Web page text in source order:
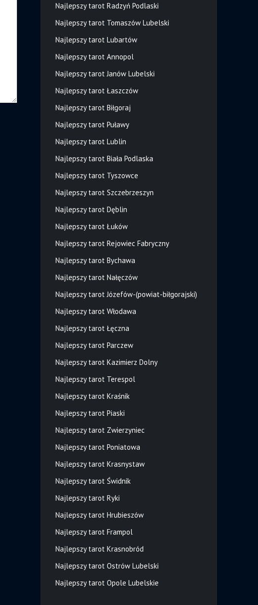
Najlepszy tarot Radzyń Podlaski
Najlepszy tarot Tomaszów Lubelski
Najlepszy tarot Lubartów
Najlepszy tarot Annopol
Najlepszy tarot Janów Lubelski
Najlepszy tarot Łaszczów
Najlepszy tarot Biłgoraj
Najlepszy tarot Puławy
Najlepszy tarot Lublin
Najlepszy tarot Biała Podlaska
Najlepszy tarot Tyszowce
Najlepszy tarot Szczebrzeszyn
Najlepszy tarot Dęblin
Najlepszy tarot Łuków
Najlepszy tarot Rejowiec Fabryczny
Najlepszy tarot Bychawa
Najlepszy tarot Nałęczów
Najlepszy tarot Józefów-(powiat-biłgorajski)
Najlepszy tarot Włodawa
Najlepszy tarot Łęczna
Najlepszy tarot Parczew
Najlepszy tarot Kazimierz Dolny
Najlepszy tarot Terespol
Najlepszy tarot Kraśnik
Najlepszy tarot Piaski
Najlepszy tarot Zwierzyniec
Najlepszy tarot Poniatowa
Najlepszy tarot Krasnystaw
Najlepszy tarot Świdnik
Najlepszy tarot Ryki
Najlepszy tarot Hrubieszów
Najlepszy tarot Frampol
Najlepszy tarot Krasnobród
Najlepszy tarot Ostrów Lubelski
Najlepszy tarot Opole Lubelskie